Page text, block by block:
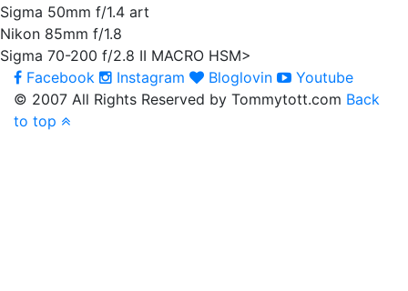
Sigma 50mm f/1.4 art
Nikon 85mm f/1.8
Sigma 70-200 f/2.8 II MACRO HSM>
Facebook
Instagram Bloglovin
Youtube
© 2007 All Rights Reserved by Tommytott.com Back
to top